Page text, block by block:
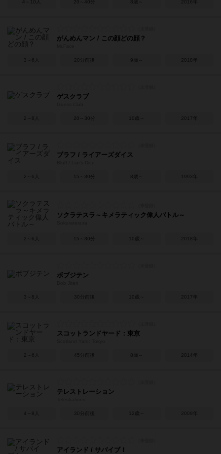
20～40分 2016年
がんめんマン / この顔どの顔？
3～6人 20分前後 9歳～ 2018年
ゲスクラブ
2～8人 20～30分 10歳～ 2017年
ブラフ / ライアーズダイス
2～6人 15～30分 8歳～ 1993年
ソクラテスラ～キメラティック偉人バトル～
2～6人 15～30分 10歳～ 2018年
ボブジテン
3～8人 30分前後 10歳～ 2017年
スコットランドヤード：東京
2～6人 45分前後 8歳～ 2014年
テレストレーション
4～8人 30分前後 12歳～ 2009年
アイランド / サバイブ！